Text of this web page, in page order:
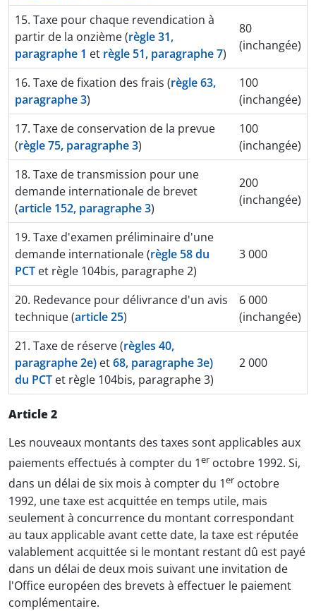
15. Taxe pour chaque revendication à
partir de la onzième (règle 31,
paragraphe 1 et règle 51, paragraphe 7)
80
(inchangée)
16. Taxe de fixation des frais (règle 63,
paragraphe 3)
100
(inchangée)
17. Taxe de conservation de la prevue
(règle 75, paragraphe 3)
100
(inchangée)
18. Taxe de transmission pour une
demande internationale de brevet
(article 152, paragraphe 3)
200
(inchangée)
19. Taxe d'examen préliminaire d'une
demande internationale (règle 58 du
PCT et règle 104bis, paragraphe 2)
3 000
20. Redevance pour délivrance d'un avis
technique (article 25)
6 000
(inchangée)
21. Taxe de réserve (règles 40,
paragraphe 2e) et68, paragraphe 3e)
du PCT et règle 104bis, paragraphe 3)
2 000
Article 2
Les nouveaux montants des taxes sont applicables aux
paiements effectués à compter du 1er octobre 1992. Si,
dans un délai de six mois à compter du 1er octobre
1992, une taxe est acquittée en temps utile, mais
seulement à concurrence du montant correspondant
au taux applicable avant cette date, la taxe est réputée
valablement acquittée si le montant restant dû est payé
dans un délai de deux mois suivant une invitation de
l'Office européen des brevets à effectuer le paiement
complémentaire.